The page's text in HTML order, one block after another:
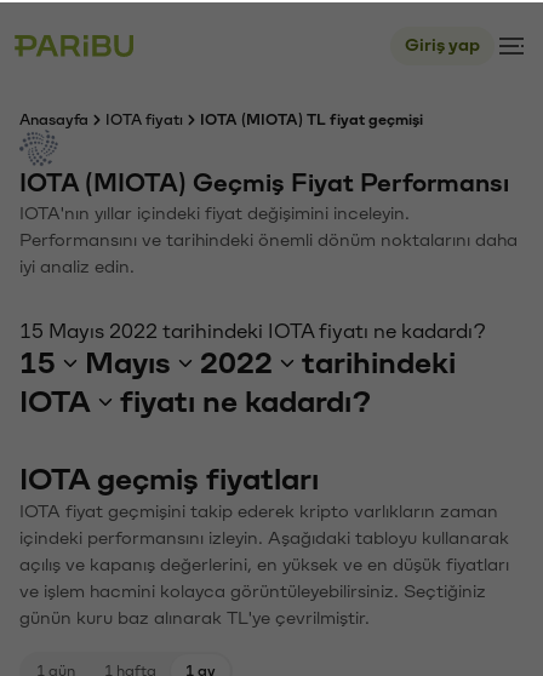
Giriş yap
Anasayfa IOTA fiyatı IOTA (MIOTA) TL fiyat geçmişi
IOTA (MIOTA) Geçmiş Fiyat Performansı
IOTA'nın yıllar içindeki fiyat değişimini inceleyin.
Performansını ve tarihindeki önemli dönüm noktalarını daha
iyi analiz edin.
15 Mayıs 2022 tarihindeki IOTA fiyatı ne kadardı?
15 Mayıs 2022
tarihindeki
IOTA
fiyatı ne kadardı?
IOTA geçmiş fiyatları
IOTA fiyat geçmişini takip ederek kripto varlıkların zaman
içindeki performansını izleyin. Aşağıdaki tabloyu kullanarak
açılış ve kapanış değerlerini, en yüksek ve en düşük fiyatları
ve işlem hacmini kolayca görüntüleyebilirsiniz. Seçtiğiniz
günün kuru baz alınarak TL'ye çevrilmiştir.
1 gün 1 hafta 1 ay